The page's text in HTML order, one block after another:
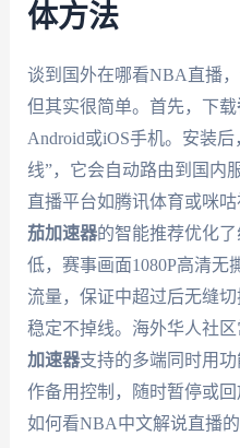
体方法
谈到国外在哪看NBA直播
但其实很简单。首先，下载
Android或iOS手机。安装
线”，它会自动路由到国内
直播平台如腾讯体育或咪咕
茄加速器的智能推荐优化
低，赛事画面1080P高清无
流量，保证中超过后无缝
稳定不掉线。海外华人社
加速器支持的多端同时用
作备用控制，随时暂停或
如何看NBA中文解说直播